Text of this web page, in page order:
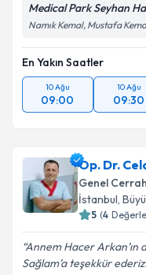
Medical Park Seyhan
Namık Kemal, Mustafa
En Yakın Saatler
10 Ağu
09:00
10 Ağu
09:30
Op. Dr.
Genel
İstanbul,
5 (4
Annem Hacer Arkan’ın
Sağlam’a teşekkür